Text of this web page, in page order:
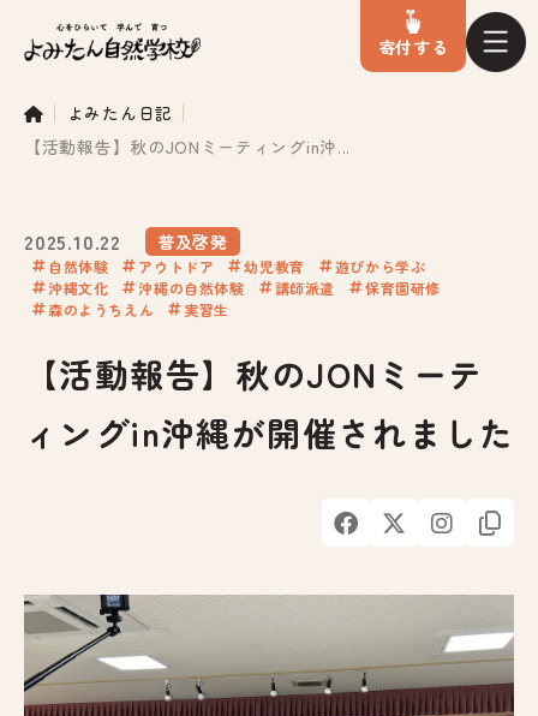
寄付する
よみたん日記
【活動報告】秋のJONミーティングin沖...
2025.10.22 普及啓発
自然体験 アウトドア 幼児教育
遊びから学ぶ
沖縄文化
沖縄の自然体験 講師派遣
保育園研修
森のようちえん
実習生
【活動報告】秋のJONミーテ
ィングin沖縄が開催されました